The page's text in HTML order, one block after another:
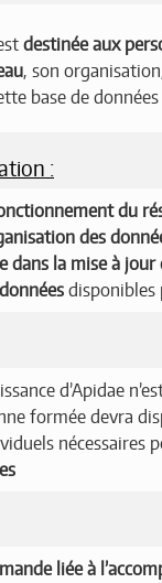
destinée aux
, son
base de
:
du
des
dans la mise à jour
disponibles
d’Apidae
formée devra
nécessaires
liée à